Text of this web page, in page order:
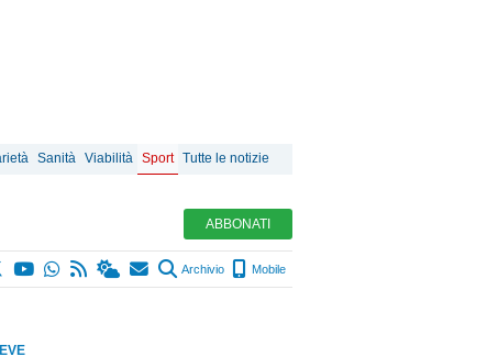
Sanità Viabilità Sport Tutte le notizie
ABBONATI
Archivio Mobile